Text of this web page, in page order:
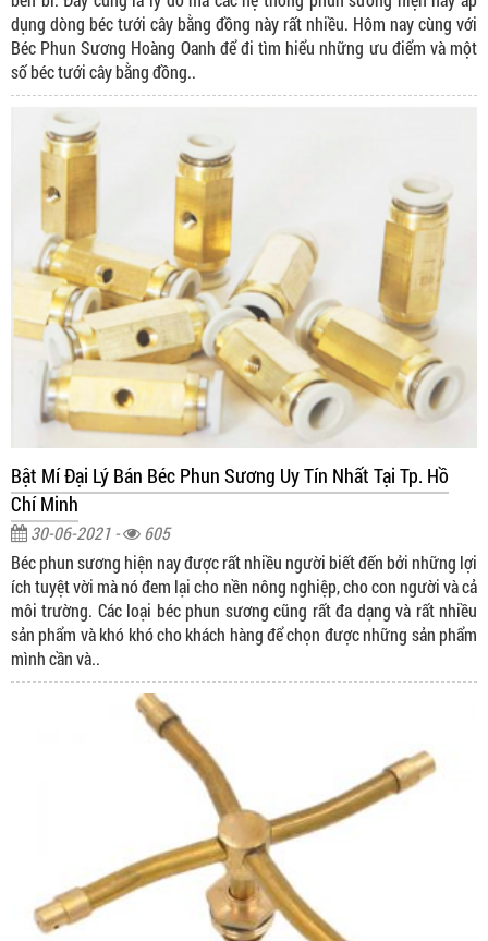
dụng dòng béc tưới cây bằng đồng này rất nhiều. Hôm nay cùng với
Béc Phun Sương Hoàng Oanh để đi tìm hiểu những ưu điểm và một
số béc tưới cây bằng đồng..
Bật Mí Đại Lý Bán Béc Phun Sương Uy Tín Nhất Tại Tp. Hồ
Chí Minh
30-06-2021 -
605
Béc phun sương hiện nay được rất nhiều người biết đến bởi những lợi
ích tuyệt vời mà nó đem lại cho nền nông nghiệp, cho con người và cả
môi trường. Các loại béc phun sương cũng rất đa dạng và rất nhiều
sản phẩm và khó khó cho khách hàng để chọn được những sản phẩm
mình cần và..